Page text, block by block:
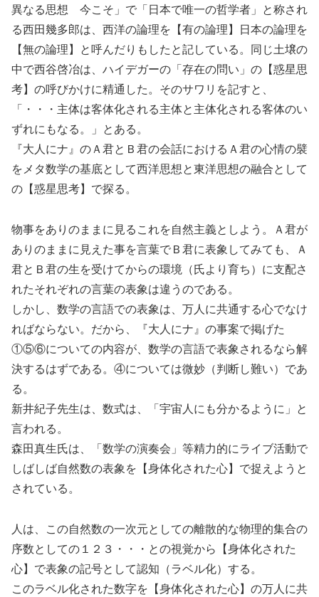
異なる思想 今こそ」で「日本で唯一の哲学者」と称され
る西田幾多郎は、西洋の論理を【有の論理】日本の論理を
【無の論理】と呼んだりもしたと記している。同じ土壌の
中で西谷啓冶は、ハイデガーの「存在の問い」の【惑星思
考】の呼びかけに精通した。そのサワリを記すと、
「・・・主体は客体化される主体と主体化される客体のい
ずれにもなる。」とある。
『大人にナ』のＡ君とＢ君の会話におけるＡ君の心情の襞
をメタ数学の基底として西洋思想と東洋思想の融合として
の【惑星思考】で探る。
物事をありのままに見るこれを自然主義としよう。Ａ君が
ありのままに見えた事を言葉でＢ君に表象してみても、Ａ
君とＢ君の生を受けてからの環境（氏より育ち）に支配さ
れたそれぞれの言葉の表象は違うのである。
しかし、数学の言語での表象は、万人に共通する心でなけ
ればならない。だから、『大人にナ』の事案で掲げた
①⑤⑥についての内容が、数学の言語で表象されるなら解
決するはずである。④については微妙（判断し難い）であ
る。
新井紀子先生は、数式は、「宇宙人にも分かるように」と
言われる。
森田真生氏は、「数学の演奏会」等精力的にライブ活動で
しばしば自然数の表象を【身体化された心】で捉えようと
されている。
人は、この自然数の一次元としての離散的な物理的集合の
序数としての１２３・・・との視覚から【身体化された
心】で表象の記号として認知（ラベル化）する。
このラベル化された数字を【身体化された心】の万人に共